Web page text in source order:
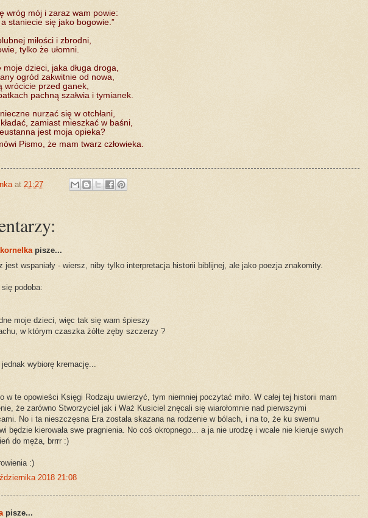
wróg mój i zaraz wam powie:
a staniecie się jako bogowie.”
miłości i zbrodni,
tylko że ułomni.
moje dzieci, jaka długa droga,
ogród zakwitnie od nowa,
wrócicie przed ganek,
pachną szałwia i tymianek.
nurzać się w otchłani,
zamiast mieszkać w baśni,
jest moja opieka?
Pismo, że mam twarz człowieka.
at 21:27
pisze...
jest wspaniały - wiersz, niby tylko interpretacja historii biblijnej, ale jako poezja znakomity.
podoba:
moje dzieci, więc tak się wam śpieszy
w którym czaszka żółte zęby szczerzy ?
wybiorę kremację...
w te opowieści Księgi Rodzaju uwierzyć, tym niemniej poczytać miło. W całej tej historii mam
że zarówno Stworzyciel jak i Waż Kusiciel znęcali się wiarołomnie nad pierwszymi
No i ta nieszczęsna Era została skazana na rodzenie w bólach, i na to, że ku swemu
będzie kierowała swe pragnienia. No coś okropnego... a ja nie urodzę i wcale nie kieruje swych
do męża, brrrr :)
:)
2018 21:08
pisze...